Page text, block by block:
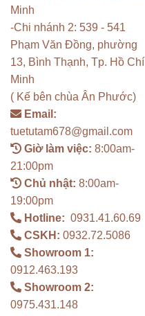
Minh
-Chi nhánh 2: 539 - 541
Phạm Văn Đồng, phường
13, Bình Thạnh, Tp. Hồ Chí
Minh
( Kế bên chùa Ân Phước)
Email:
tuetutam678@gmail.com
Giờ làm việc: 8:00am-
21:00pm
Chủ nhật: 8:00am-
19:00pm
Hotline: 0931.41.60.69
CSKH: 0932.72.5086
Showroom 1:
0912.463.193
Showroom 2:
0975.431.148